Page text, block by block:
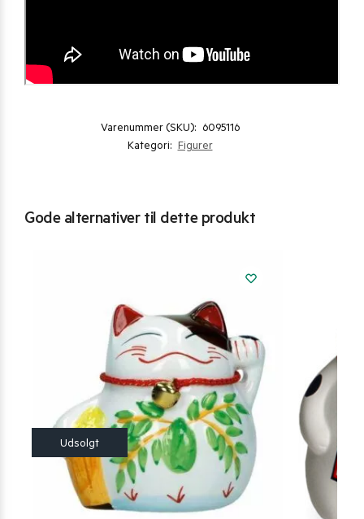
Varenummer (SKU): 6095116
Kategori: Figurer
Gode alternativer til dette produkt